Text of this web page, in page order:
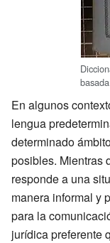
En algunos
lengua
determinado
posibles. Mientras
responde a una
manera informal y
para la
jurídica preferente